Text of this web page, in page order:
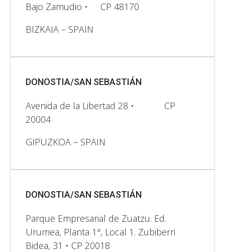
Bajo Zamudio • CP 48170
BIZKAIA – SPAIN
DONOSTIA/SAN SEBASTIÁN
Avenida de la Libertad 28​ • CP
20004
GIPUZKOA – SPAIN
DONOSTIA/SAN SEBASTIÁN
Parque Empresarial de Zuatzu. Ed.
Urumea, Planta 1ª, Local 1. Zubiberri
Bidea, 31 • CP 20018